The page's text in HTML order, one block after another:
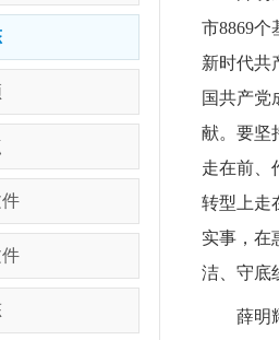
市8869
新时代共
国共产党
献。要坚
走在前、
转型上走
实事，在
洁、守底
薛明